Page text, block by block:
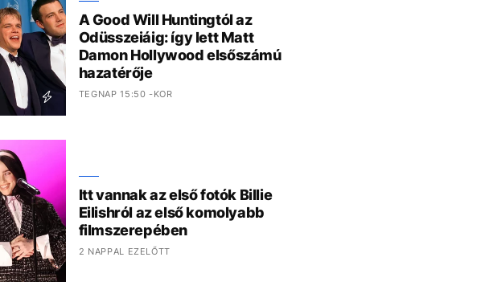
A Good Will Huntingtól az
Odüsszeiáig: így lett Matt
Damon Hollywood elsőszámú
hazatérője
TEGNAP 15:50 -KOR
Itt vannak az első fotók Billie
Eilishról az első komolyabb
filmszerepében
2 NAPPAL EZELŐTT